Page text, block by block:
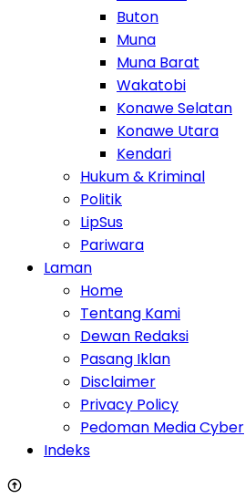
Buton
Muna
Muna Barat
Wakatobi
Konawe Selatan
Konawe Utara
Kendari
Hukum & Kriminal
Politik
LipSus
Pariwara
Laman
Home
Tentang Kami
Dewan Redaksi
Pasang Iklan
Disclaimer
Privacy Policy
Pedoman Media Cyber
Indeks